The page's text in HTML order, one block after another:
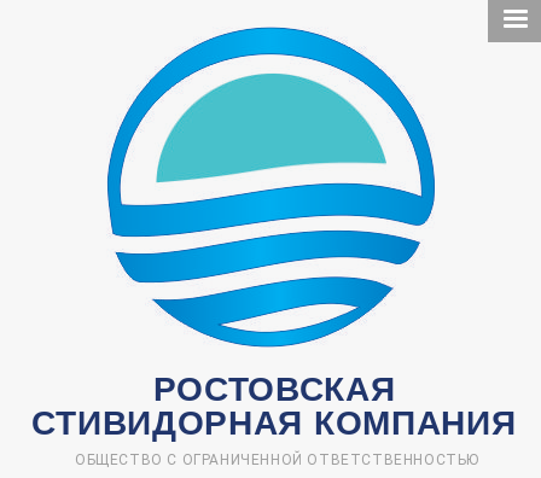
РОСТОВСКАЯ
СТИВИДОРНАЯ КОМПАНИЯ
ОБЩЕСТВО С ОГРАНИЧЕННОЙ ОТВЕТСТВЕННОСТЬЮ